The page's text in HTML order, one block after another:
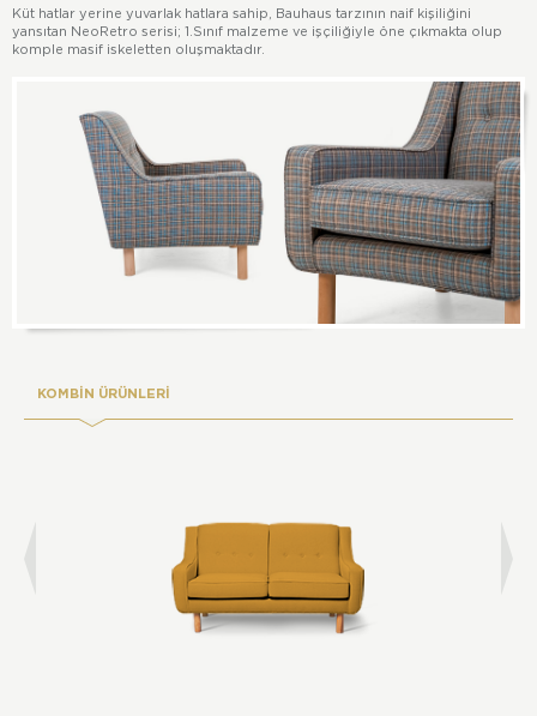
Küt hatlar yerine yuvarlak hatlara sahip, Bauhaus tarzının naif kişiliğini
yansıtan NeoRetro serisi; 1.Sınıf malzeme ve işçiliğiyle öne çıkmakta olup
komple masif iskeletten oluşmaktadır.
KOMBİN ÜRÜNLERİ